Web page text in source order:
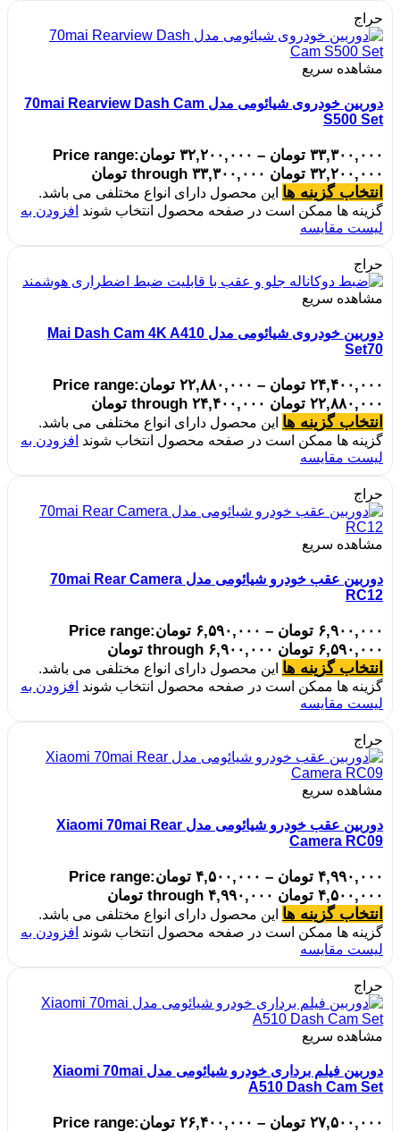
حراج
مشاهده سریع
دوربین خودروی شیائومی مدل 70mai Rearview Dash Cam
S500 Set
۳۳,۳۰۰,۰۰۰ تومان – ۳۲,۲۰۰,۰۰۰ تومانPrice range:
۳۲,۲۰۰,۰۰۰ تومان through ۳۳,۳۰۰,۰۰۰ تومان
انتخاب گزینه ها این محصول دارای انواع مختلفی می باشد.
گزینه ها ممکن است در صفحه محصول انتخاب شوند افزودن به
لیست مقایسه
حراج
مشاهده سریع
دوربین خودروی شیائومی مدل Mai Dash Cam 4K A410
Set70
۲۴,۴۰۰,۰۰۰ تومان – ۲۲,۸۸۰,۰۰۰ تومانPrice range:
۲۲,۸۸۰,۰۰۰ تومان through ۲۴,۴۰۰,۰۰۰ تومان
انتخاب گزینه ها این محصول دارای انواع مختلفی می باشد.
گزینه ها ممکن است در صفحه محصول انتخاب شوند افزودن به
لیست مقایسه
حراج
مشاهده سریع
دوربین عقب خودرو شیائومی مدل 70mai Rear Camera
RC12
۶,۹۰۰,۰۰۰ تومان – ۶,۵۹۰,۰۰۰ تومانPrice range:
۶,۵۹۰,۰۰۰ تومان through ۶,۹۰۰,۰۰۰ تومان
انتخاب گزینه ها این محصول دارای انواع مختلفی می باشد.
گزینه ها ممکن است در صفحه محصول انتخاب شوند افزودن به
لیست مقایسه
حراج
مشاهده سریع
دوربین عقب خودرو شیائومی مدل Xiaomi 70mai Rear
Camera RC09
۴,۹۹۰,۰۰۰ تومان – ۴,۵۰۰,۰۰۰ تومانPrice range:
۴,۵۰۰,۰۰۰ تومان through ۴,۹۹۰,۰۰۰ تومان
انتخاب گزینه ها این محصول دارای انواع مختلفی می باشد.
گزینه ها ممکن است در صفحه محصول انتخاب شوند افزودن به
لیست مقایسه
حراج
مشاهده سریع
دوربین فیلم برداری خودرو شیائومی مدل Xiaomi 70mai
A510 Dash Cam Set
۲۷,۵۰۰,۰۰۰ تومان – ۲۶,۴۰۰,۰۰۰ تومانPrice range: